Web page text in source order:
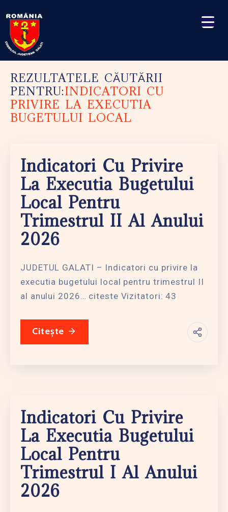
REZULTATELE CĂUTĂRII
PENTRU:INDICATORI CU
PRIVIRE LA EXECUTIA
BUGETULUI LOCAL
Indicatori Cu Privire
La Executia Bugetului
Local Pentru
Trimestrul II Al Anului
2026
JUDETUL GALATI – Indicatori cu privire la
executia bugetului local pentru trimestrul II
al anului 2026… citeste Vizitatori: 43
Citește
Indicatori Cu Privire
La Executia Bugetului
Local Pentru
Trimestrul I Al Anului
2026